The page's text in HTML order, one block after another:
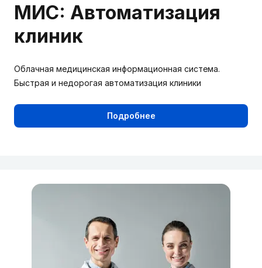
МИС: Автоматизация
клиник
Облачная медицинская информационная система.
Быстрая и недорогая автоматизация клиники
Подробнее